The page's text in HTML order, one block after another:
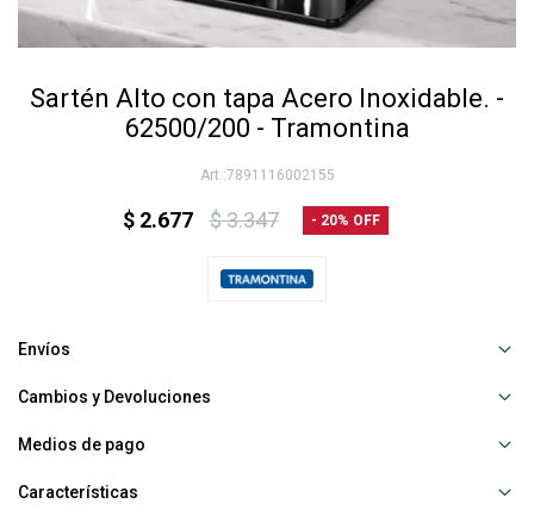
Sartén Alto con tapa Acero Inoxidable. -
62500/200 - Tramontina
7891116002155
$ 2.677 $3.347 20
Envíos
Cambios y Devoluciones
Medios de pago
Características